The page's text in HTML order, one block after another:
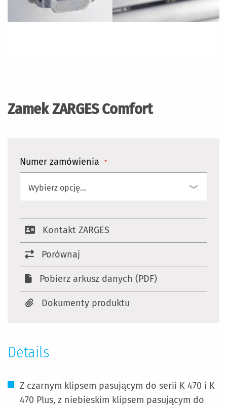
Zamek ZARGES Comfort
Numer zamówienia
Kontakt ZARGES
Porównaj
Pobierz arkusz danych (PDF)
Dokumenty produktu
galerii
Details
Z czarnym klipsem pasującym do serii K 470 i K
470 Plus, z niebieskim klipsem pasującym do